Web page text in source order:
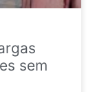
sem